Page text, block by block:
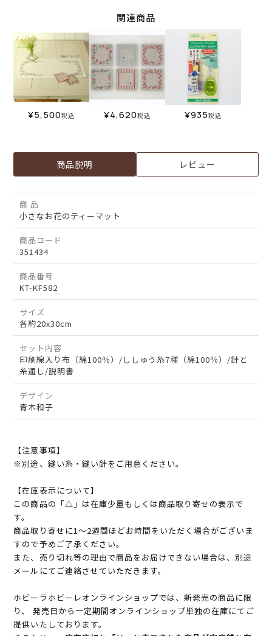
関連商品
¥5,500税込 ¥4,620税込 ¥935税込
商品説明 レビュー
商 品
小さなお花のティーマット
商品コード
351434
商品番号
KT-KF582
サイズ
各約20x30cm
セット内容
印刷線入り布（綿100％）/ししゅう糸7種（綿100％）/針と
糸通し/説明書
デザイン
青木和子
【注意事項】
※別途、縫い糸・縫い針をご用意ください。
【在庫表示について】
この商品の「△」は在庫少量もしくは商品取り寄せの表示で
す。
商品取り寄せに1～2週間ほどお時間をいただく場合がございま
すので予めご了承ください。
また、売り切れ等の理由で商品をお届けできない場合は、別途
メールにてご連絡させていただきます。
ホビーラホビーレオンラインショップでは、新発売の商品に限
り、 発売日から一定期間オンラインショップ単独の在庫にてご
提供いたしております。